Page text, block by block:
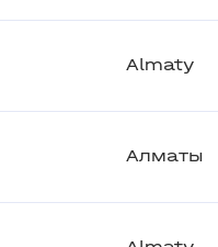
Almaty
Алматы